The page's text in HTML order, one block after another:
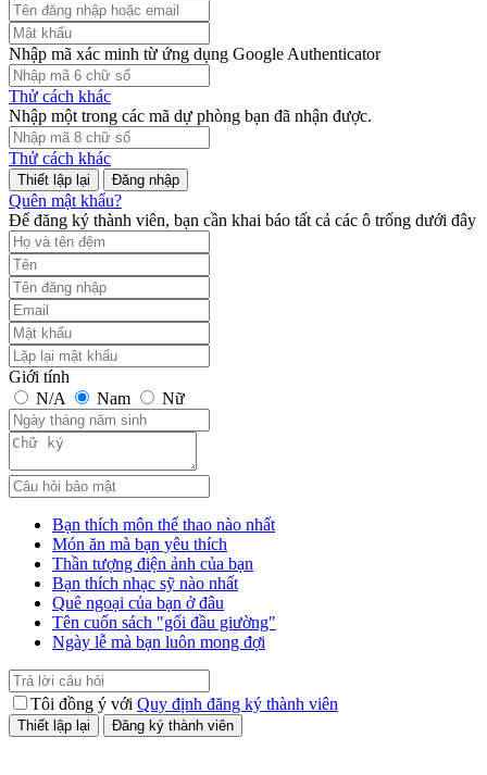
Nhập mã xác minh từ ứng dụng Google Authenticator
Thử cách khác
Nhập một trong các mã dự phòng bạn đã nhận được.
Thử cách khác
Đăng nhập
Quên mật khẩu?
Để đăng ký thành viên, bạn cần khai báo tất cả các ô trống dưới đây
Giới tính
N/A
Nam Nữ
Bạn thích môn thể thao nào nhất
Món ăn mà bạn yêu thích
Thần tượng điện ảnh của bạn
Bạn thích nhạc sỹ nào nhất
Quê ngoại của bạn ở đâu
Tên cuốn sách "gối đầu giường"
Ngày lễ mà bạn luôn mong đợi
Tôi đồng ý với Quy định đăng ký thành viên